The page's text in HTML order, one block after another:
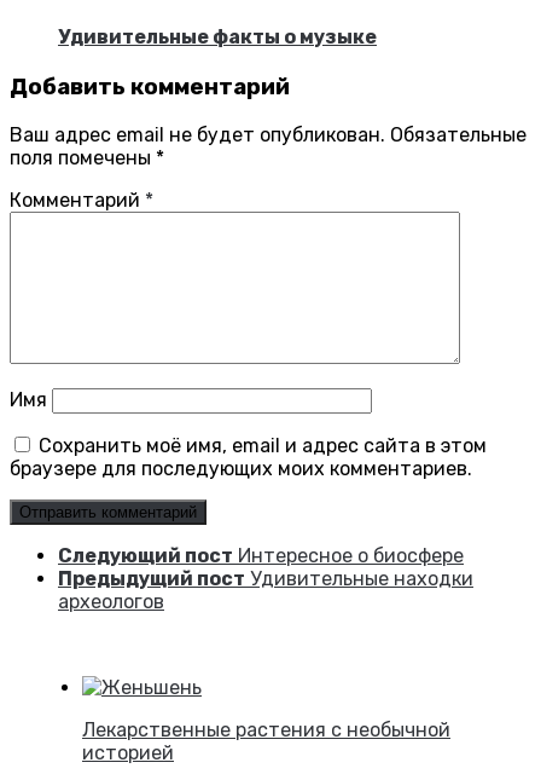
Удивительные факты о музыке
Добавить комментарий
Ваш адрес email не будет опубликован. Обязательные
поля помечены *
Комментарий *
Имя
Сохранить моё имя, email и адрес сайта в этом
браузере для последующих моих комментариев.
Следующий пост Интересное о биосфере
Предыдущий пост Удивительные находки
археологов
Лекарственные растения с необычной
историей